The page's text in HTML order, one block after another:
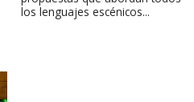
los lenguajes escénicos...